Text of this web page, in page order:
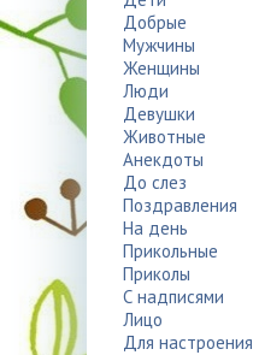
Добрые
Мужчины
Женщины
Люди
Девушки
Животные
Анекдоты
До слез
Поздравления
На день
Прикольные
Приколы
С надписями
Лицо
Для настроения